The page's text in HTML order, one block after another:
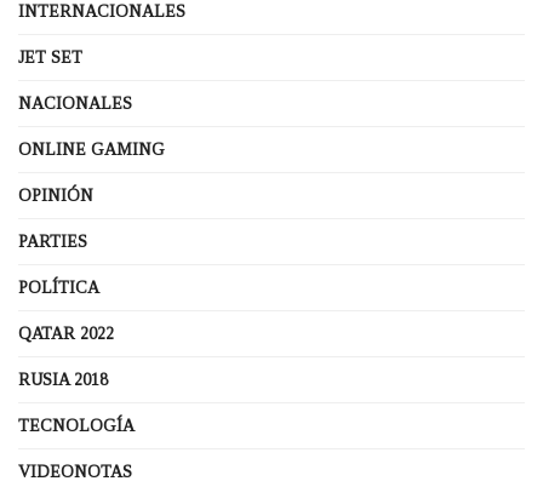
INTERNACIONALES
JET SET
NACIONALES
ONLINE GAMING
OPINIÓN
PARTIES
POLÍTICA
QATAR 2022
RUSIA 2018
TECNOLOGÍA
VIDEONOTAS